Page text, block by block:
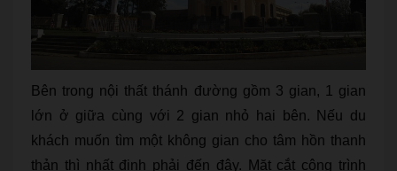
Bên trong nội thất thánh đường gồm 3 gian, 1 gian
lớn ở giữa cùng với 2 gian nhỏ hai bên. Nếu du
khách muốn tìm một không gian cho tâm hồn thanh
thản thì nhất định phải đến đây. Mặt cắt công trình